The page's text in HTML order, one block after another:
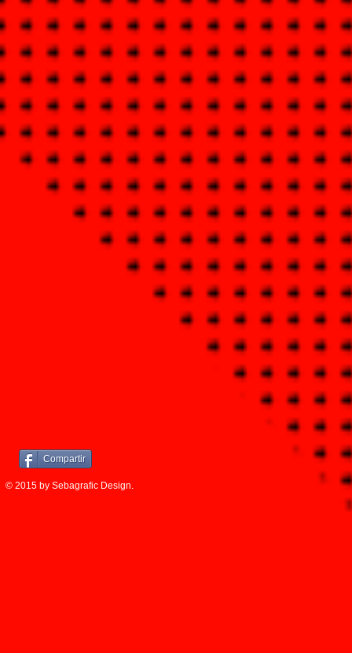
Compartir
© 2015 by Sebagrafic Design.